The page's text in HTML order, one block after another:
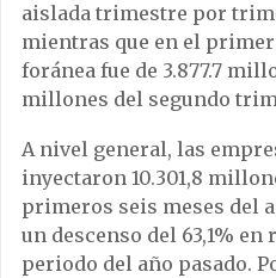
aislada trimestre por
mientras que en el
foránea fue de 3.877.7
millones del segundo
A nivel general, las
inyectaron 10.301,8
primeros seis meses del
un descenso del 63,1%
periodo del año pasado.